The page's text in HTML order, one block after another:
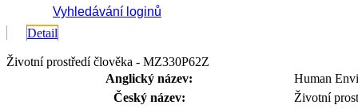
Vyhledávání loginů
Detail
Životní prostředí člověka - MZ330P62Z
Anglický název:
Human
Český název:
Životní